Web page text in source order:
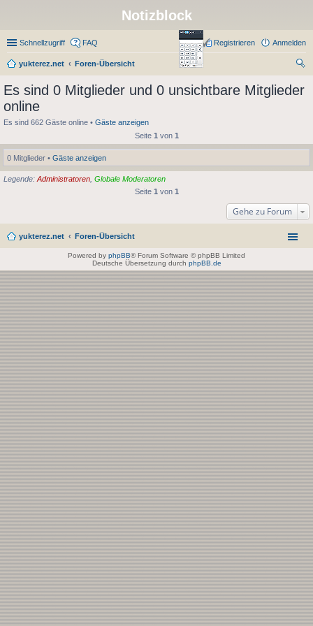
Notizblock
Schnellzugriff FAQ Anmelden
Registrieren
yukterez.net
Foren-Übersicht
he
Es sind 0 Mitglieder und 0 unsichtbare Mitglieder
online
Es sind 662 Gäste online • Gäste anzeigen
Seite 1 von 1
0 Mitglieder • Gäste anzeigen
Legende: Administratoren Globale Moderatoren
Seite 1 von 1
Gehe zu Forum
yukterez.net Foren-Übersicht
Powered by phpBB® Forum Software © phpBB Limited
Deutsche Übersetzung durch phpBB.de